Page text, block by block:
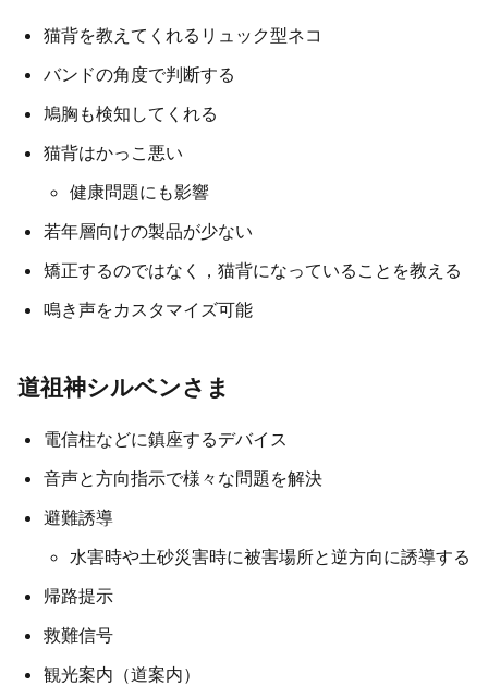
猫背を教えてくれるリュック型ネコ
バンドの角度で判断する
鳩胸も検知してくれる
猫背はかっこ悪い
健康問題にも影響
若年層向けの製品が少ない
矯正するのではなく，猫背になっていることを教える
鳴き声をカスタマイズ可能
道祖神シルベンさま
電信柱などに鎮座するデバイス
音声と方向指示で様々な問題を解決
避難誘導
水害時や土砂災害時に被害場所と逆方向に誘導する
帰路提示
救難信号
観光案内（道案内）